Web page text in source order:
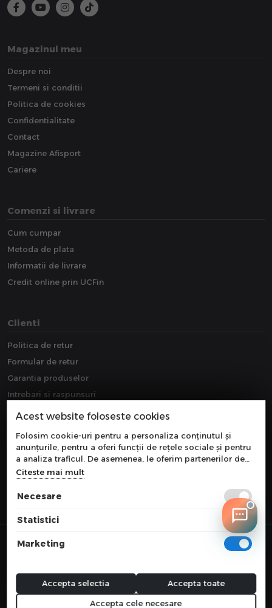
Magazinul meu
Despre noi
Termeni si conditii
Politica de cookies
Confidentialitate
Contact
Magazine Afisport
Cariere
Comenzi si livrare
Cum cumpar
Metoda de plata
Informatii de livrare
Credit online prin UCFin
Clienti
Politica de retur
Formular de retur
Garantia produselor
Intrebari si raspunsuri
Downloads
webdesign by
Acest website foloseste cookies
Folosim cookie-uri pentru a personaliza conținutul și
anunțurile, pentru a oferi funcții de rețele sociale și pentru
a analiza traficul. De asemenea, le oferim partenerilor de
rețele sociale, de publicitate și de analize informații cu
privire la modul în care folosiți site-ul nostru. Aceștia le
pot combina cu alte informații oferite de dvs. sau culese în
Citeste mai mult
Necesare
Statistici
Marketing
Accepta cele necesare
Accepta selectia Accepta toate